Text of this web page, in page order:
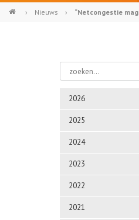
› Nieuws › “Netcongestie
2026
2025
2024
2023
2022
2021